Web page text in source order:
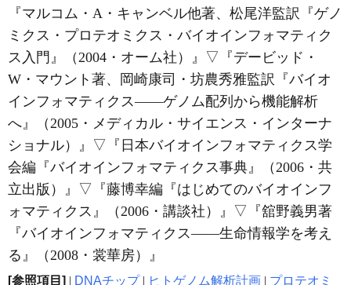
『マルコム・A・キャンベル他著、松尾洋監訳『ゲノ
ミクス・プロテオミクス・バイオインフォマティク
ス入門』（2004・オーム社）』 ▽ 『デービッド・
W・マウント著、岡崎康司・坊農秀雅監訳『バイオ
インフォマティクス――ゲノム配列から機能解析
へ』（2005・メディカル・サイエンス・インターナ
ショナル）』 ▽ 『日本バイオインフォマティクス学
会編『バイオインフォマティクス事典』（2006・共
立出版）』 ▽ 『藤博幸編『はじめてのバイオインフ
ォマティクス』（2006・講談社）』 ▽ 『舘野義男著
『バイオインフォマティクス――生命情報学を考え
る』（2008・裳華房）』
[参照項目] | DNAチップ| ヒトゲノム解析計画 | プロテオミ